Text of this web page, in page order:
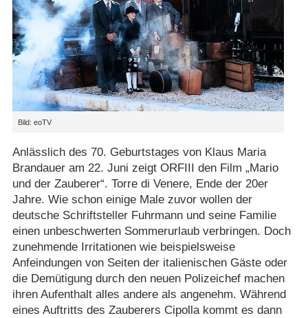
Bild: eoTV
Anlässlich des 70. Geburtstages von Klaus Maria
Brandauer am 22. Juni zeigt ORFIII den Film „Mario
und der Zauberer“. Torre di Venere, Ende der 20er
Jahre. Wie schon einige Male zuvor wollen der
deutsche Schriftsteller Fuhrmann und seine Familie
einen unbeschwerten Sommerurlaub verbringen. Doch
zunehmende Irritationen wie beispielsweise
Anfeindungen von Seiten der italienischen Gäste oder
die Demütigung durch den neuen Polizeichef machen
ihren Aufenthalt alles andere als angenehm. Während
eines Auftritts des Zauberers Cipolla kommt es dann